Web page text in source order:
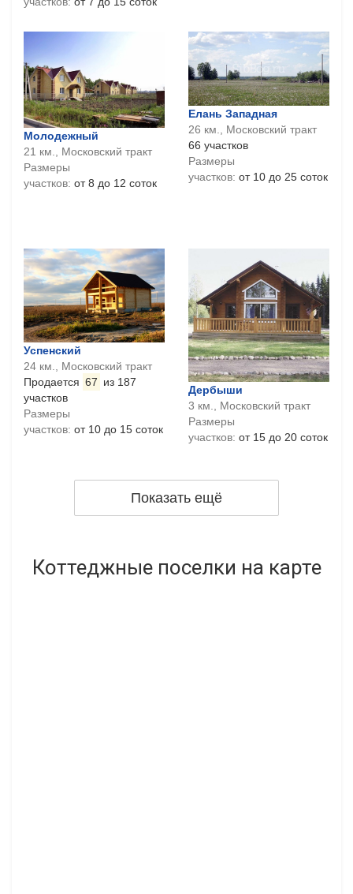
Молодежный
21 км., Московский тракт
Размеры
участков: от 8 до 12 соток
Елань Западная
26 км., Московский тракт
66 участков
Размеры
участков: от 10 до 25 соток
Успенский
24 км., Московский тракт
Продается 67 из 187
участков
Размеры
участков: от 10 до 15 соток
Дербыши
3 км., Московский тракт
Размеры
участков: от 15 до 20 соток
Показать ещё
Коттеджные поселки на карте